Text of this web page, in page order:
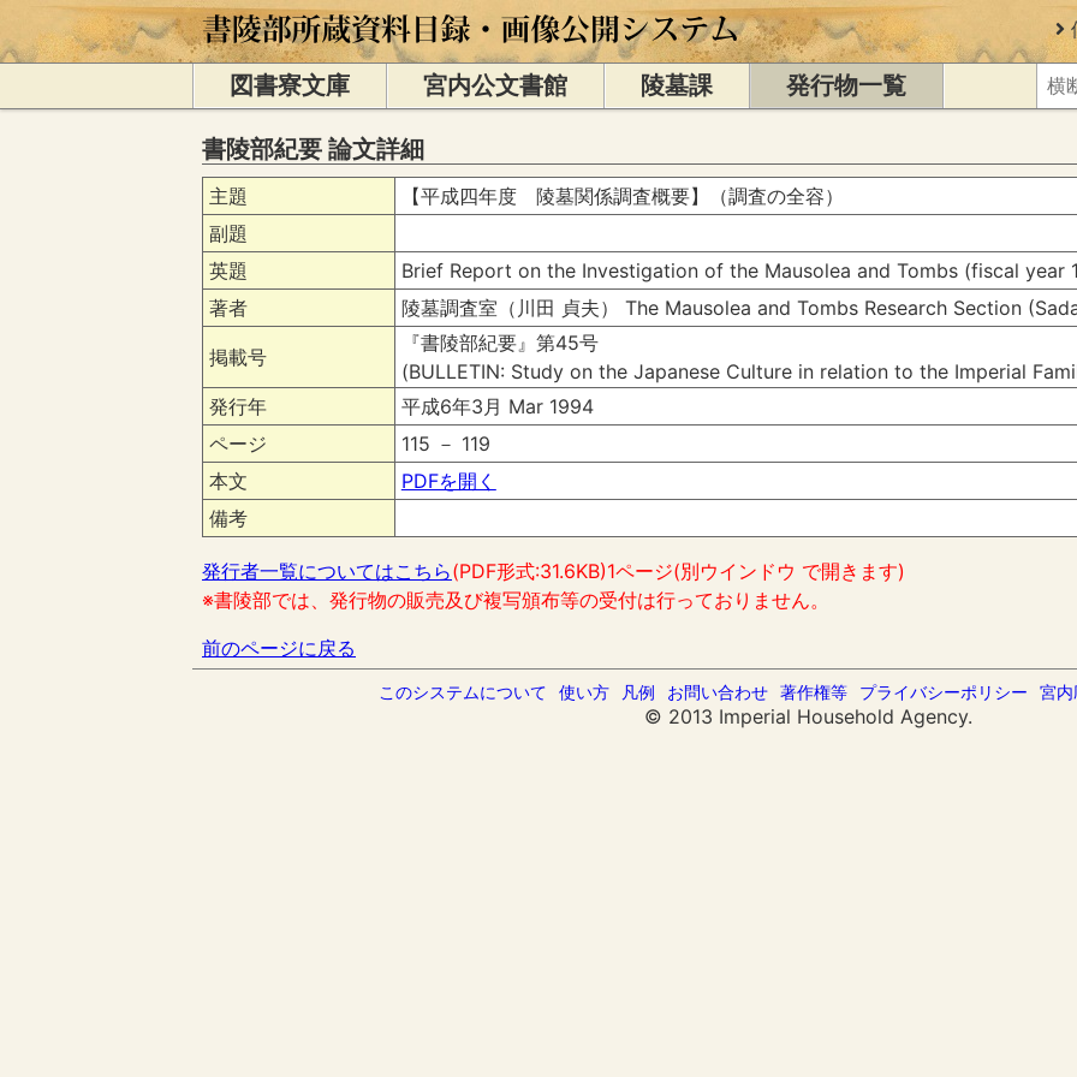
図書寮文庫 宮内公文書館 陵墓課 発行物一覧
書陵部紀要 論文詳細
主題
【平成四年度 陵墓関係調査概要】（調査の全容）
副題
英題
Brief Report on the Investigation of the Mausolea and Tombs (fiscal year
著者
陵墓調査室（川田 貞夫） The Mausolea and Tombs Research Section
掲載号
『書陵部紀要』第45号
(BULLETIN: Study on the Japanese Culture in relation to the Imperial
発行年
平成6年3月 Mar 1994
ページ
115 － 119
本文
PDFを開く
備考
発行者一覧についてはこちら(PDF形式:31.6KB)1ページ(別ウインドウ で開きます)
※書陵部では、発行物の販売及び複写頒布等の受付は行っておりません。
前のページに戻る
このシステムについて 使い方 凡例 お問い合わせ 著作権等 プライバシーポリシー 宮内
© 2013 Imperial Household Agency.